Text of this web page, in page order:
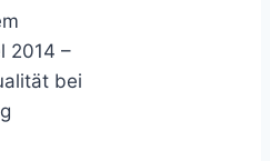
2014 –
bei